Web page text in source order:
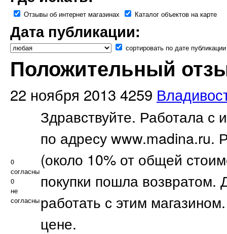
Отзывы об интернет магазинах Каталог объектов на карте
Дата публикации:
сортировать по дате публикации
Положительный
22 ноября 2013 4259
0
согласны
0
не
согласны
Здравствуйте. Работала с
по адресу www.madina.ru.
(около 10% от общей
покупки пошла возвратом.
работать с этим
цене.